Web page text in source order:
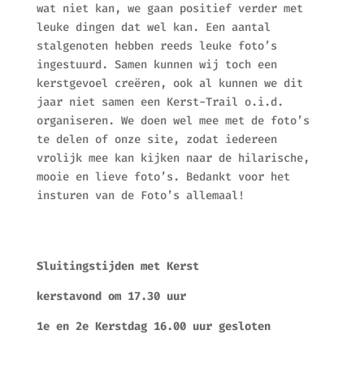
wat niet kan, we gaan positief verder met
leuke dingen dat wel kan. Een aantal
stalgenoten hebben reeds leuke foto’s
ingestuurd. Samen kunnen wij toch een
kerstgevoel creëren, ook al kunnen we dit
jaar niet samen een Kerst-Trail o.i.d.
organiseren. We doen wel mee met de foto’s
te delen of onze site, zodat iedereen
vrolijk mee kan kijken naar de hilarische,
mooie en lieve foto’s. Bedankt voor het
insturen van de Foto’s allemaal!
Sluitingstijden met Kerst
kerstavond om 17.30 uur
1e en 2e Kerstdag 16.00 uur gesloten